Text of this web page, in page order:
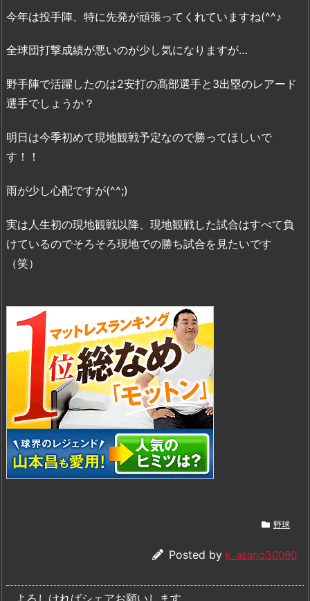
今年は投手陣、特に先発が頑張ってくれていますね(^^♪
全球団打撃成績が悪いのが少し気になりますが…
野手陣で活躍したのは2安打の髙部選手と3出塁のレアード
選手でしょうか？
明日は今季初めて現地観戦予定なので勝ってほしいで
す！！
雨が少し心配ですが(^^;)
実は人生初の現地観戦以降、現地観戦した試合はすべて負
けているのでそろそろ現地での勝ち試合を見たいです
（笑）
野球
Posted by k_asano30090